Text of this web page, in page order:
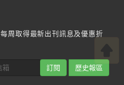
每周取得最新出刊訊息及優惠折
訂閱 歷史報區